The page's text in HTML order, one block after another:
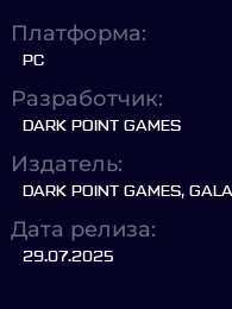
Платформа:
PC
Разработчик:
DARK POINT GAMES
Издатель:
DARK POINT GAMES,
Дата релиза:
29.07.2025